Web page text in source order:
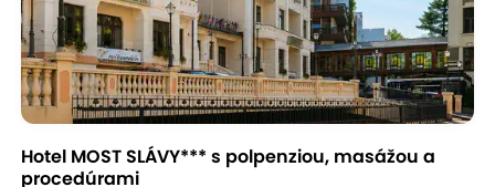
Hotel MOST SLÁVY*** s polpenziou, masážou a
procedúrami